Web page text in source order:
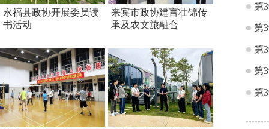
永福县政协开展委员读
书活动
来宾市政协建言壮锦传
承及农文旅融合
第
第
第
第
第